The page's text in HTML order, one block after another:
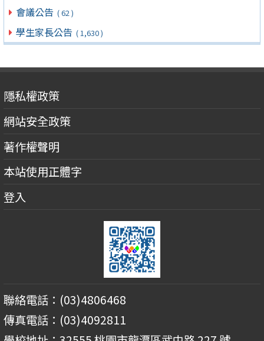
會議公告 ( 62 )
學生家長公告 ( 1,630 )
隱私權政策
網站安全政策
著作權聲明
本站使用正體字
登入
聯絡電話：(03)4806468
傳真電話：(03)4092811